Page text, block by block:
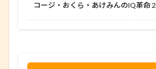
コージ・おくら・あけみんのIQ革命